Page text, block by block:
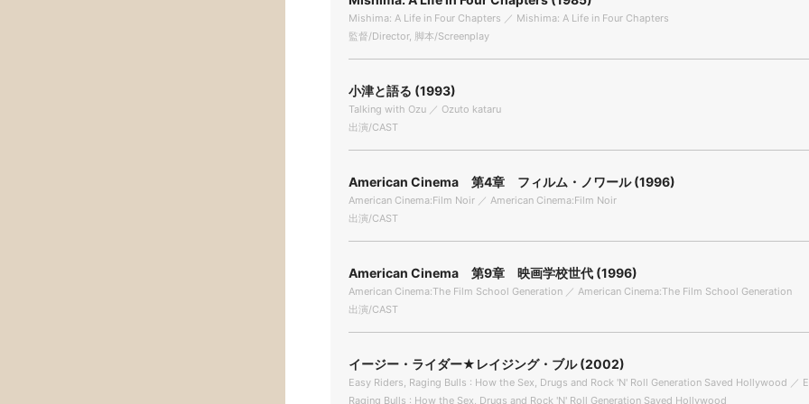
Mishima: A Life in Four Chapters ／ Mishima: A Life in Four Chapters
監督/Director, 脚本/Screenplay
小津と語る (1993)
Talking with Ozu ／ Ozuto kataru
出演/CAST
American Cinema 第4章 フィルム・ノワール (1996)
American Cinema:Film Noir ／ American Cinema:Film Noir
出演/CAST
American Cinema 第9章 映画学校世代 (1996)
American Cinema:The Film School Generation ／ American Cinema:The Film School Generation
出演/CAST
イージー・ライダー★レイジング・ブル (2002)
Easy Riders, Raging Bulls : How the Sex, Drugs and Rock 'N' Roll Generation Saved Hollywood ／
Raging Bulls : How the Sex, Drugs and Rock 'N' Roll Generation Saved Hollywood